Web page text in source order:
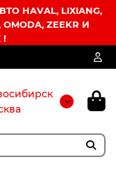
HAVAL, LIXIANG,
OMODA, ZEEKR И
!